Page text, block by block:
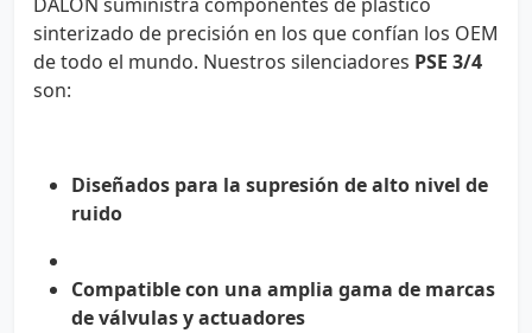
sinterizado de precisión en los que confían los OEM
de todo el mundo. Nuestros silenciadores PSE 3/4
son:
Diseñados para la supresión de alto nivel de
ruido
Compatible con una amplia gama de marcas
de válvulas y actuadores